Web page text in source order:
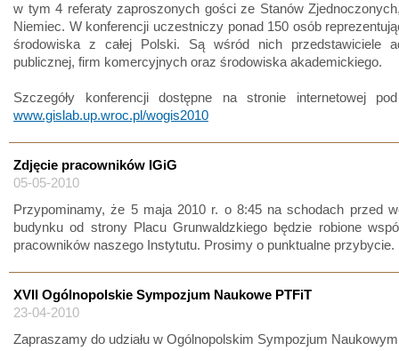
w tym 4 referaty zaproszonych gości ze Stanów
Niemiec. W konferencji uczestniczy ponad 150 osób
środowiska z całej Polski. Są wśród nich przedstawiciele
publicznej, firm komercyjnych oraz środowiska akademickiego.
Szczegóły konferencji dostępne na stronie internetowej
www.gislab.up.wroc.pl/wogis2010
Zdjęcie pracowników IGiG
05-05-2010
Przypominamy, że 5 maja 2010 r. o 8:45 na schodach przed
budynku od strony Placu Grunwaldzkiego będzie robione
pracowników naszego Instytutu. Prosimy o punktualne przybycie.
XVII Ogólnopolskie Sympozjum Naukowe PTFiT
23-04-2010
Zapraszamy do udziału w Ogólnopolskim Sympozjum Naukowym